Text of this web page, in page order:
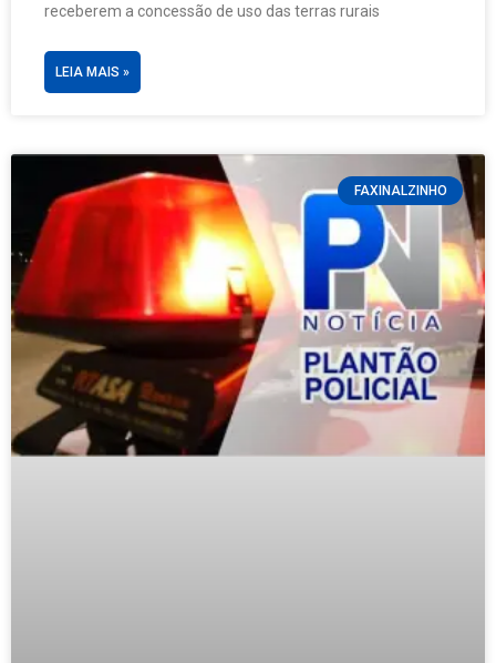
receberem a concessão de uso das terras rurais
LEIA MAIS »
FAXINALZINHO